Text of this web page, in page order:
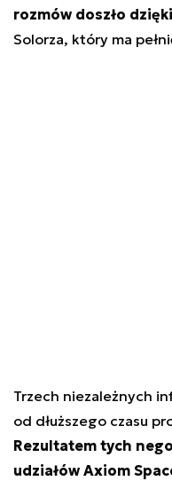
rozmów doszło
Solorza, który ma
Trzech niezależnych
od dłuższego czasu
Rezultatem tych
udziałów Axiom